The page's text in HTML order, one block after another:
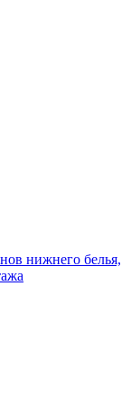
нижнего белья,